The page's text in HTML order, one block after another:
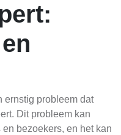
ernstig probleem dat
Dit probleem kan
bezoekers, en het kan